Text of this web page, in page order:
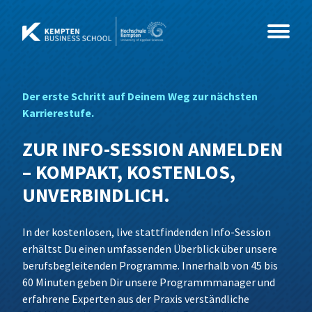
Inhalt
springen
Studium
Master
Beratung, Organisationsentwicklung &
Coaching
Wirtschaftspsychologie
MBA
and Leadership
MBA Future Skills und Führung im Wandel
Weiterbildungs-Check
Kurse
Coaching & Psychologie
Leading Change
Networking & Wirkung
Grundlagen der Wirtschaftspsychologie
Sozialmanagement
IT & Technik
Data Science und Business Analytics
Wirtschaft & Management
Events
Alumni im Dialog
Sales Innovation Forum – 2026
News
Team
Der erste Schritt auf Deinem Weg zur nächsten
Karrierestufe.
ZUR INFO-SESSION ANMELDEN
– KOMPAKT, KOSTENLOS,
UNVERBINDLICH.
In der kostenlosen, live stattfindenden Info-Session
erhältst Du einen umfassenden Überblick über unsere
berufsbegleitenden Programme. Innerhalb von 45 bis
60 Minuten geben Dir unsere Programmmanager und
erfahrene Experten aus der Praxis verständliche